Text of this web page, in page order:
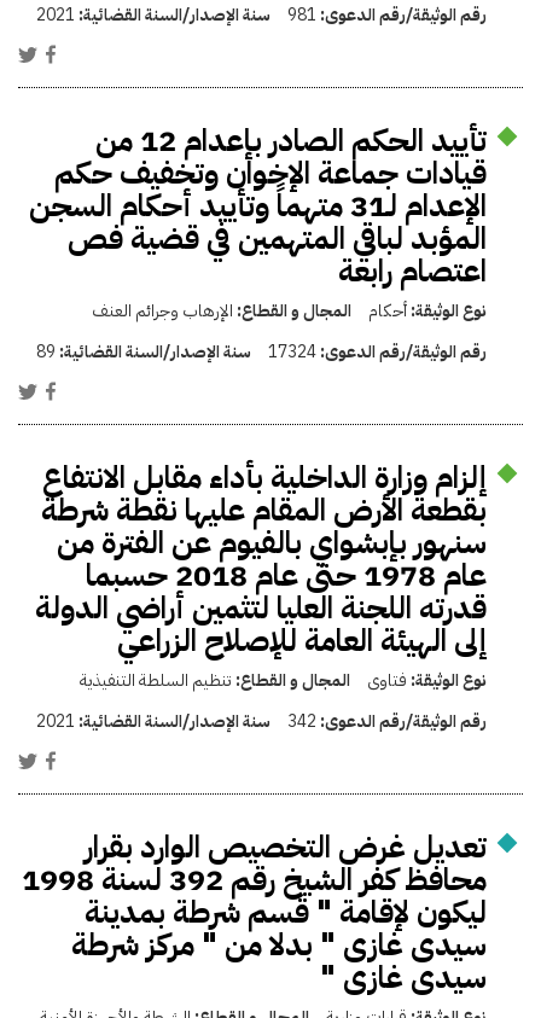
رقم الوثيقة/رقم الدعوى: 981 سنة الإصدار/السنة القضائية: 2021
تأييد الحكم الصادر بإعدام 12 من
قيادات جماعة الإخوان وتخفيف حكم
الإعدام لـ31 متهماً وتأييد أحكام السجن
المؤبد لباقي المتهمين في قضية فص
اعتصام رابعة
نوع الوثيقة:أحكام المجال و القطاع: الإرهاب وجرائم العنف
رقم الوثيقة/رقم الدعوى:17324 سنة الإصدار/السنة القضائية: 89
إلزام وزارة الداخلية بأداء مقابل الانتفاع
بقطعة الأرض المقام عليها نقطة شرطة
سنهور بإبشواي بالفيوم عن الفترة من
عام 1978 حتى عام 2018 حسبما
قدرته اللجنة العليا لتثمين أراضي الدولة
إلى الهيئة العامة للإصلاح الزراعي
نوع الوثيقة: فتاوى المجال و القطاع: تنظيم السلطة التنفيذية
رقم الوثيقة/رقم الدعوى: 342 سنة الإصدار/السنة القضائية: 2021
تعديل غرض التخصيص الوارد بقرار
محافظ كفر الشيخ رقم 392 لسنة 1998
ليكون لإقامة " قسم شرطة بمدينة
سيدى غازى " بدلا من " مركز شرطة
سيدى غازى "